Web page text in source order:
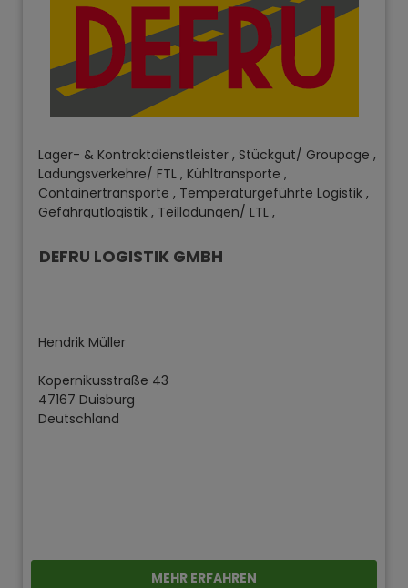
Lager- & Kontraktdienstleister , Stückgut/ Groupage ,
Ladungsverkehre/ FTL , Kühltransporte ,
Containertransporte , Temperaturgeführte Logistik ,
Gefahrgutlogistik , Teilladungen/ LTL ,
Getränkelogistik
DEFRU LOGISTIK GMBH
Hendrik Müller
Kopernikusstraße 43
47167 Duisburg
Deutschland
MEHR ERFAHREN